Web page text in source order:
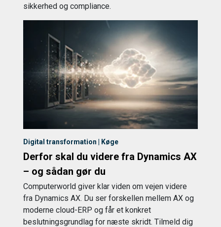
sikkerhed og compliance.
Digital transformation | Køge
Derfor skal du videre fra Dynamics AX
– og sådan gør du
Computerworld giver klar viden om vejen videre
fra Dynamics AX. Du ser forskellen mellem AX og
moderne cloud-ERP og får et konkret
beslutningsgrundlag for næste skridt. Tilmeld dig